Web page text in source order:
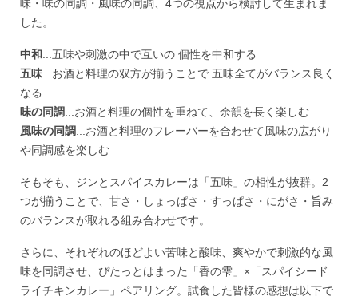
味・味の同調・風味の同調、4つの視点から検討して生まれま
した。
中和 ...五味や刺激の中で互いの 個性を中和する
五味 ...お酒と料理の双方が揃うことで 五味全てがバランス良く
なる
味の同調 ...お酒と料理の個性を重ねて、余韻を長く楽しむ
風味の同調 ...お酒と料理のフレーバーを合わせて風味の広がり
や同調感を楽しむ
そもそも、ジンとスパイスカレーは「五味」の相性が抜群。2
つが揃うことで、甘さ・しょっぱさ・すっぱさ・にがさ・旨み
のバランスが取れる組み合わせです。
さらに、それぞれのほどよい苦味と酸味、爽やかで刺激的な風
味を同調させ、ぴたっとはまった「香の雫」×「スパイシード
ライチキンカレー」ペアリング。試食した皆様の感想は以下で